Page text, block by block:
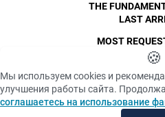
SPbPU,
Copyright and
The
published
consent of the
Privacy
«Cookie»
THE
LAST
MOST
🍪
Мы используем cookies и
улучшения работы сайта.
соглашаетесь на использование